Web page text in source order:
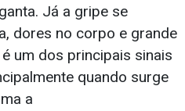
Já a gripe se
dores no corpo e grande
um dos principais sinais
quando surge
a